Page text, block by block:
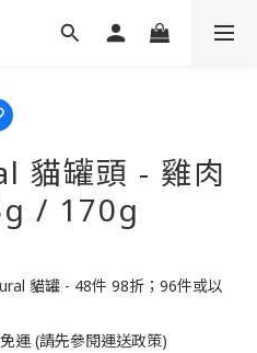
貓罐頭 - 雞肉
/ 170g
貓罐 - 48件 98折；96件或以
運 (請先參閱運送政策)